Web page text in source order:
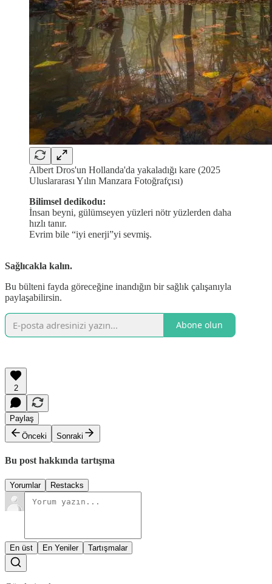
Albert Dros'un Hollanda'da yakaladığı kare (2025
Uluslararası Yılın Manzara Fotoğrafçısı)
Bilimsel dedikodu:
İnsan beyni, gülümseyen yüzleri nötr yüzlerden daha
hızlı tanır.
Evrim bile “iyi enerji”yi sevmiş.
Sağlıcakla kalın.
Bu bülteni fayda göreceğine inandığın bir sağlık çalışanıyla
paylaşabilirsin.
Abone olun
2
Paylaş
Önceki
Sonraki
Bu post hakkında tartışma
Yorumlar Restacks
En üst En Yeniler Tartışmalar